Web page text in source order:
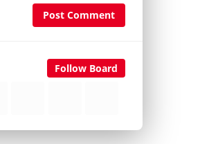
Post Comment
Follow Board